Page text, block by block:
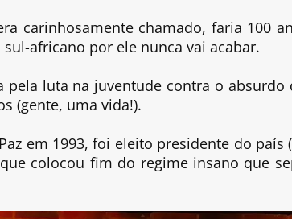
carinhosamente chamado, faria 100
africano por ele nunca vai acabar.
pela luta na juventude contra o
(gente, uma vida!).
em 1993, foi eleito presidente do país
colocou fim do regime insano que